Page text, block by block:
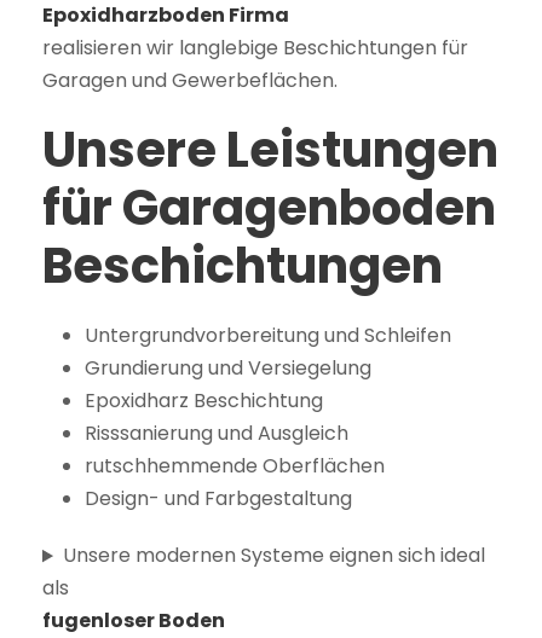
Epoxidharzboden Firma
realisieren wir langlebige Beschichtungen für
Garagen und Gewerbeflächen.
Unsere Leistungen
für Garagenboden
Beschichtungen
Untergrundvorbereitung und Schleifen
Grundierung und Versiegelung
Epoxidharz Beschichtung
Risssanierung und Ausgleich
rutschhemmende Oberflächen
Design- und Farbgestaltung
Unsere modernen Systeme eignen sich ideal
als
fugenloser Boden